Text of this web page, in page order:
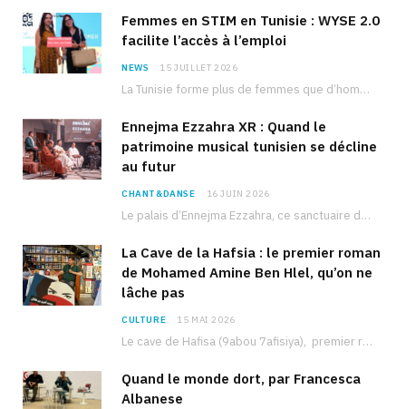
Femmes en STIM en Tunisie : WYSE 2.0
facilite l’accès à l’emploi
NEWS 15 JUILLET 2026
La Tunisie forme plus de femmes que d’hommes dans les filières scientifiques. Pourtant, pour beaucoup…
Ennejma Ezzahra XR : Quand le
patrimoine musical tunisien se décline
au futur
CHANT&DANSE 16 JUIN 2026
Le palais d’Ennejma Ezzahra, ce sanctuaire de la musique tunisienne et méditerranéenne construit par le…
La Cave de la Hafsia : le premier roman
de Mohamed Amine Ben Hlel, qu’on ne
lâche pas
CULTURE 15 MAI 2026
Le cave de Hafisa (9abou 7afisiya), premier roman du journaliste tunisien Mohamed Amine Ben Hlel,…
Quand le monde dort, par Francesca
Albanese